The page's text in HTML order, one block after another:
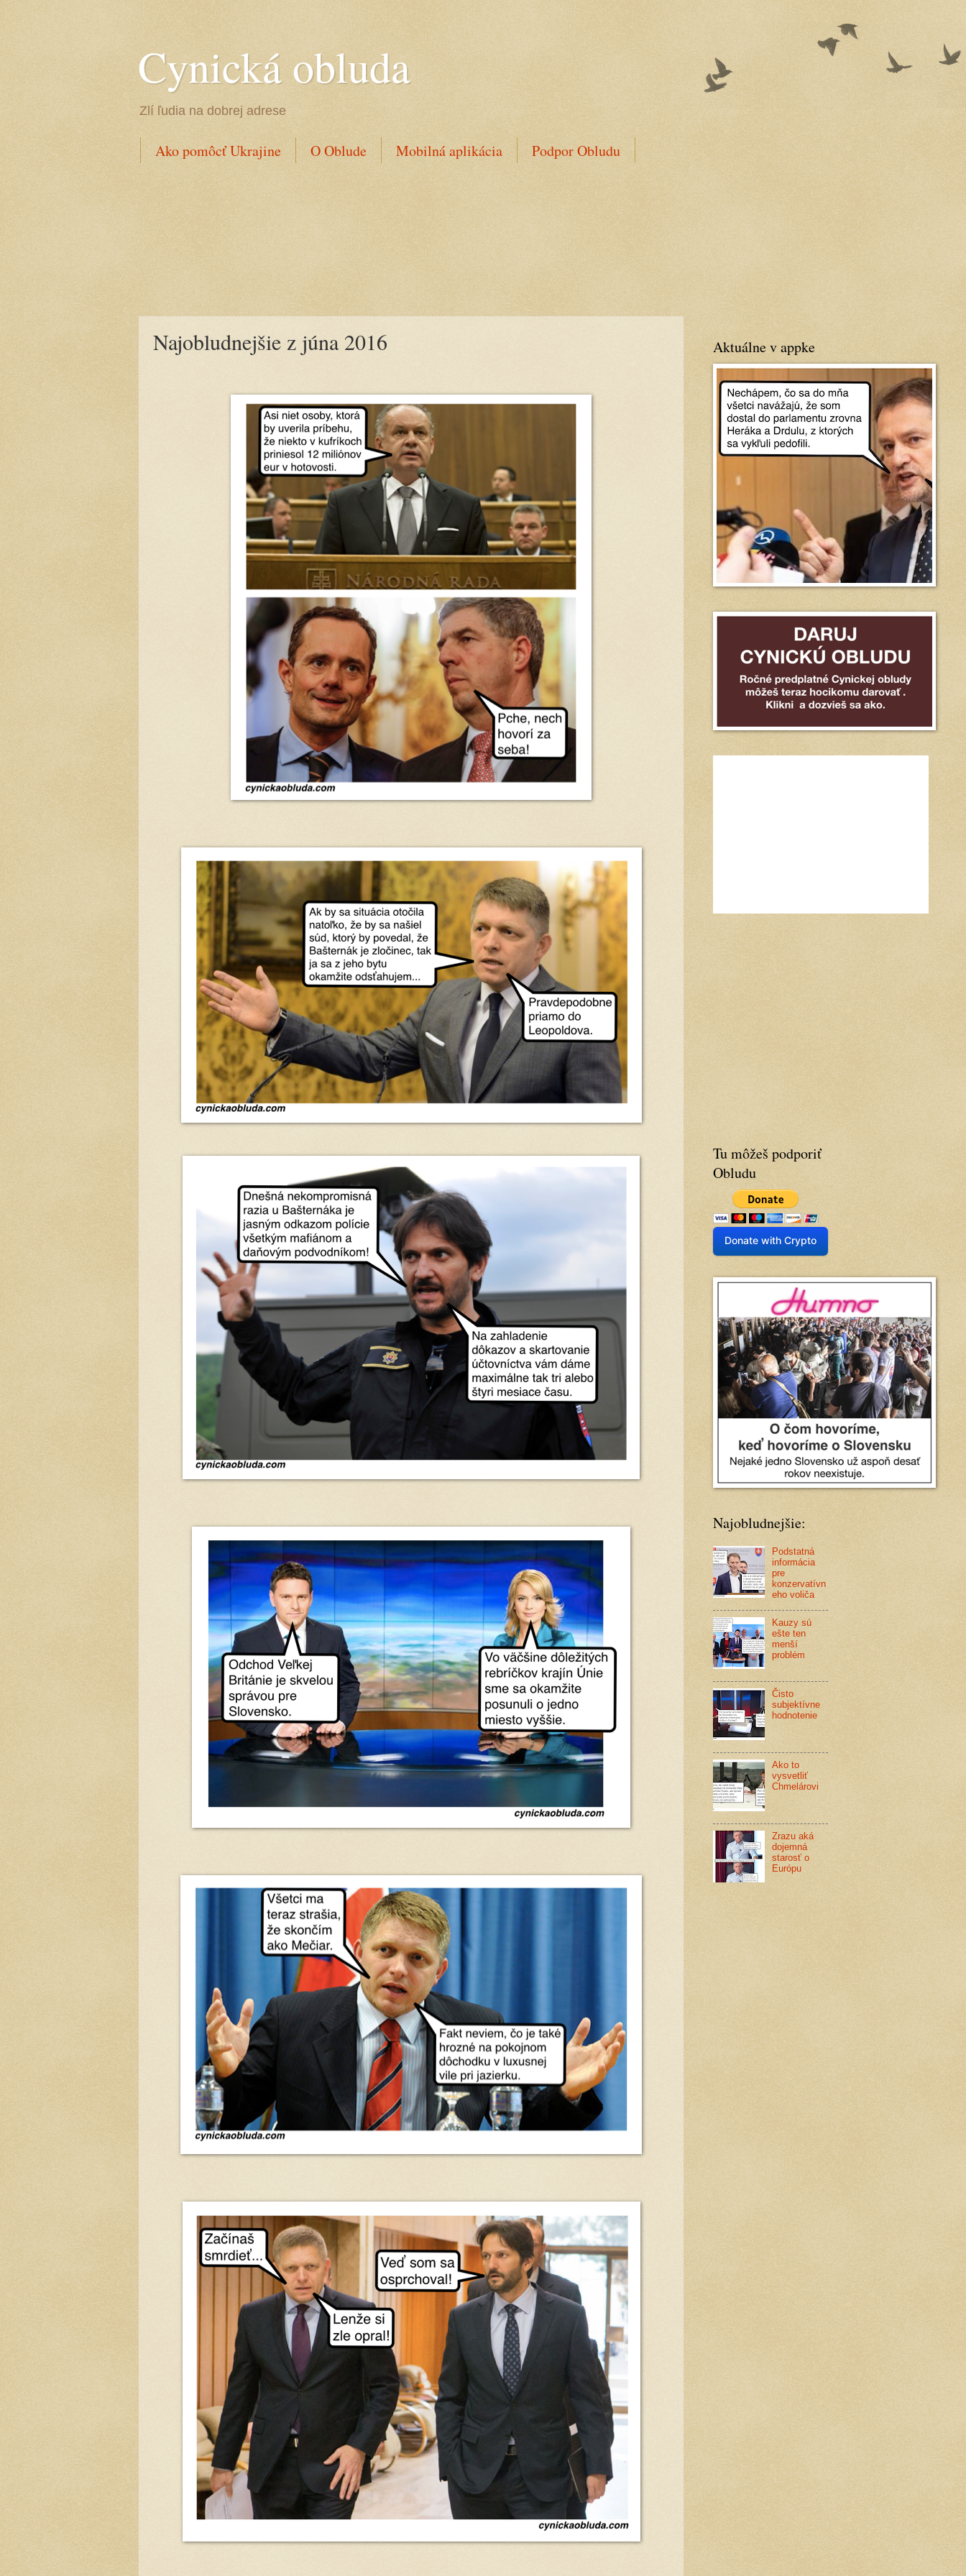
Cynická obluda
Zlí ľudia na dobrej adrese
Ako pomôcť Ukrajine O Oblude Mobilná aplikácia Podpor Obludu
Najobludnejšie z júna 2016 Aktuálne v appke
Tu môžeš podporiť
Obludu
Donate with Crypto
Najobludnejšie:
Podstatná
informácia
pre
konzervatívn
eho voliča
Kauzy sú
ešte ten
menší
problém
Čisto
subjektívne
hodnotenie
Ako to
vysvetliť
Chmelárovi
Zrazu aká
dojemná
starosť o
Európu